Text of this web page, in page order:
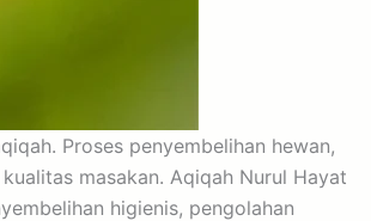
Proses penyembelihan hewan,
masakan. Aqiqah Nurul Hayat
higienis, pengolahan